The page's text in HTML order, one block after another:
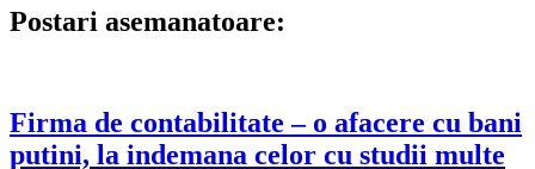
Postari asemanatoare:
Firma de contabilitate – o afacere cu bani
putini, la indemana celor cu studii multe